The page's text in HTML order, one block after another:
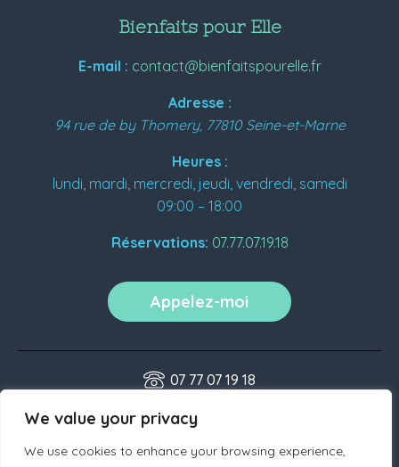
We value your privacy
We use cookies to enhance your browsing experience,
Bienfaits pour Elle
E-mail : contact@bienfaitspourelle.fr
Adresse :
94 rue de by Thomery, 77810 Seine-et-Marne
Heures :
lundi, mardi, mercredi, jeudi, vendredi, samedi
09:00 – 18:00
Réservations: 07.77.07.19.18
Appelez-moi
07 77 07 19 18
contact@bienfaitspourelle.fr